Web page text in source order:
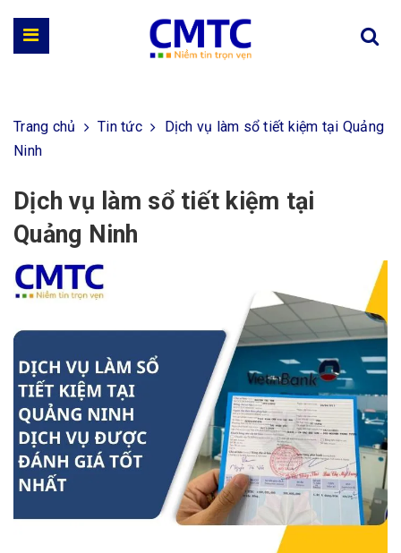
Trang chủ Tin tức
Dịch vụ làm sổ tiết kiệm tại Quảng
Ninh
Dịch vụ làm sổ tiết kiệm tại
Quảng Ninh